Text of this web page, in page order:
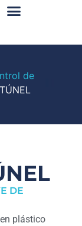
de
DE
plástico